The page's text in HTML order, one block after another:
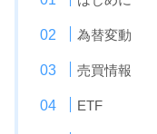
為替変動
売買情報
ETF